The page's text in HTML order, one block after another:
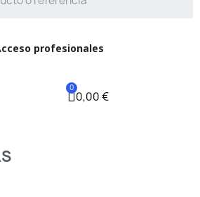
profesionales
0,00 €